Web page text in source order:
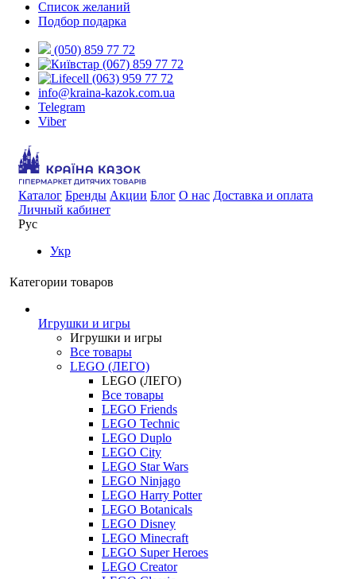
Список желаний
Подбор подарка
(050) 859 77 72
(067) 859 77 72
(063) 959 77 72
info@kraina-kazok.com.ua
Telegram
Viber
Каталог Бренды Акции Блог О нас Доставка и оплата
Личный кабинет
Рус
Укр
Категории товаров
Игрушки и игры
Игрушки и игры
Все товары
LEGO (ЛЕГО)
LEGO (ЛЕГО)
Все товары
LEGO Friends
LEGO Technic
LEGO Duplo
LEGO City
LEGO Star Wars
LEGO Ninjago
LEGO Harry Potter
LEGO Botanicals
LEGO Disney
LEGO Minecraft
LEGO Super Heroes
LEGO Creator